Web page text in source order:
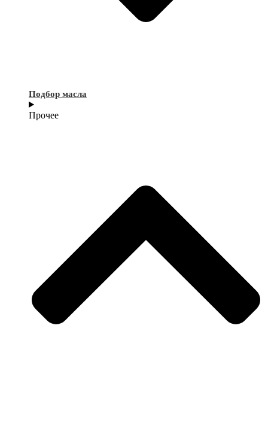
Подбор масла
Прочее